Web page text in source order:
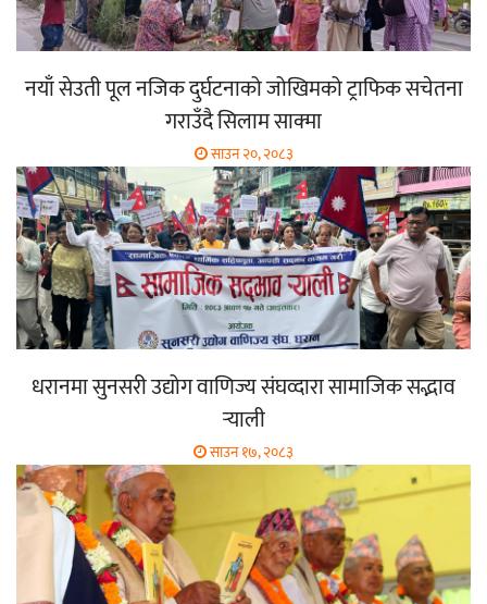
नयाँ सेउती पूल नजिक दुर्घटनाको जोखिमको ट्राफिक सचेतना
गराउँदै सिलाम साक्मा
साउन २०, २०८३
धरानमा सुनसरी उद्योग वाणिज्य संघव्दारा सामाजिक सद्भाव
र्‍याली
साउन १७, २०८३